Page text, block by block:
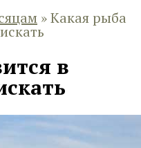
»Какая рыба
в